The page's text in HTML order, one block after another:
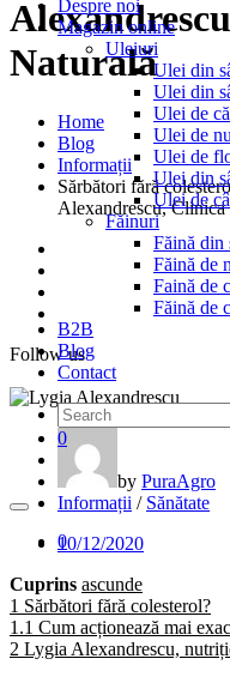
Despre noi
Magazin online
Uleiuri
Ulei din
Ulei din
Ulei de
Ulei de
Ulei de
Ulei din
Ulei de
Făinuri
Făină din
Făină de
Faină de
Făină de
B2B
Blog
Contact
0
0
Naturală
Home
Blog
Informații
Sărbători fără
Alexandrescu, Clinica
Follow us
by PuraAgro
Informații / Sănătate
10/12/2020
Cuprins ascunde
1 Sărbători fără colesterol?
1.1 Cum acționează mai
2 Lygia Alexandrescu,